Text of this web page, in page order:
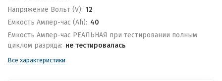
Напряжение Вольт (V): 12
Емкость Ампер-час (Ah): 40
Емкость Ампер-час РЕАЛЬНАЯ при тестировании полным
циклом разряда: не тестировалась
Все характеристики